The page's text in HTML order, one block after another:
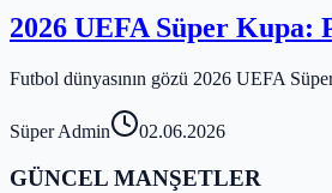
2026 UEFA Süper Kupa:
Futbol dünyasının gözü 2026 UEFA
Süper Admin 02.06.2026
GÜNCEL MANŞETLER